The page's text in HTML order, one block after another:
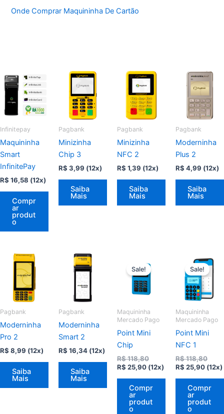
Onde Comprar Maquininha De Cartão
Infinitepay
Maquininha
Smart
InfinitePay
R$ 16,58 (12x)
Compr
ar
produt
o
Pagbank
Minizinha
Chip 3
R$ 3,99 (12x)
Saiba
Mais
Pagbank
Minizinha
NFC 2
R$ 1,39 (12x)
Saiba
Mais
Pagbank
Moderninha
Plus 2
R$ 4,99 (12x)
Saiba
Mais
Pagbank
Moderninha
Pro 2
R$ 8,99 (12x)
Saiba
Mais
Pagbank
Moderninha
Smart 2
R$ 16,34 (12x)
Saiba
Mais
Sale!
Maquininha
Mercado Pago
Point Mini
Chip
R$118,80O
preço
R$ 118,80.
R$ 25,90O
é:
R$ 25,90.
(12x)
Compr
ar
produt
o
Sale!
Maquininha
Mercado Pago
Point Mini
NFC 1
R$118,80O
R$
R$ 25,90O
é:
R$
(12x)
Compr
ar
produt
o